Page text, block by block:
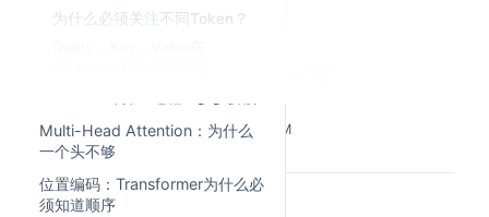
为什么必须关注不同Token？
Multi-Head Attention：为什么
一个头不够
位置编码：Transformer为什么必
须知道顺序
Attention中扮演的角色
大家一定也会常常听到Attention中的QKV矩阵，也是
很多人搞不懂的地方：
Last Updated: 5/25/2026, 3:50:35 PM
←三种架构详解与对比